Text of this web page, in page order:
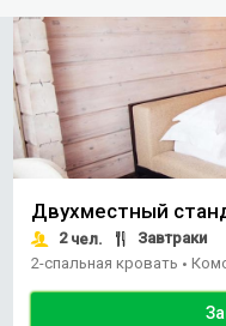
Двухместный
2чел.
Завтраки
2-спальная кровать •